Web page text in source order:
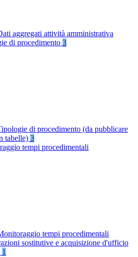
aggregati attività amministrativa
di procedimento 3
di procedimento (da pubblicare
tabelle) 3
tempi procedimentali
tempi procedimentali
sostitutive e acquisizione d'ufficio
1